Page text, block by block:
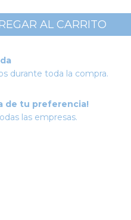
durante toda la compra.
de tu preferencia!
las empresas.